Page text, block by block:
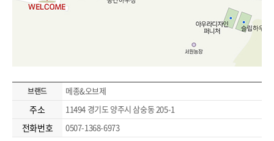
브랜드 메종&오브제
주소 11494 경기도 양주시 삼숭동 205-1
전화번호 0507-1368-6973